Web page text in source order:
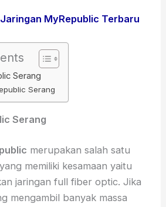
MyRepublic Terbaru
Serang
Serang
Serang
merupakan salah satu
memiliki kesamaan yaitu
jaringan full fiber optic. Jika
mengambil banyak massa